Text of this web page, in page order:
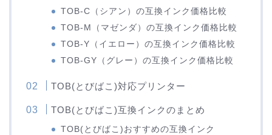
TOB-C（シアン）の互換インク価格比較
TOB-M（マゼンダ）の互換インク価格比較
TOB-Y（イエロー）の互換インク価格比較
TOB-GY（グレー）の互換インク価格比較
TOB(とびばこ)対応プリンター
TOB(とびばこ)互換インクのまとめ
TOB(とびばこ)おすすめの互換インク